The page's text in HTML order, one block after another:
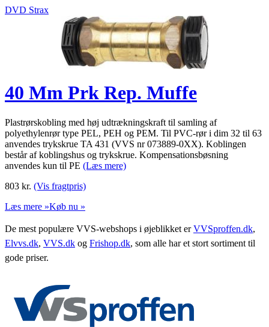
DVD Strax
40 Mm Prk Rep. Muffe
Plastrørskobling med høj udtrækningskraft til samling af
polyethylenrør type PEL, PEH og PEM. Til PVC-rør i dim 32 til 63
anvendes trykskrue TA 431 (VVS nr 073889-0XX). Koblingen
består af koblingshus og trykskrue. Kompensationsbøsning
anvendes kun til PE (Læs mere)
803 kr. (Vis fragtpris)
Læs mere »Køb nu »
De mest populære VVS-webshops i øjeblikket erVVSproffen.dk,
Elvvs.dk, VVS.dk og Frishop.dk, som alle har et stort sortiment til
gode priser.